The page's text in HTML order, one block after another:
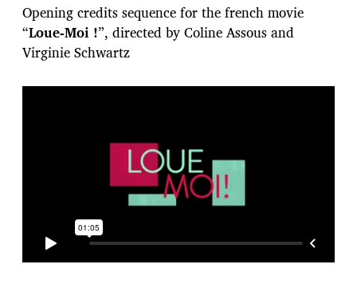
Opening credits sequence for the french movie
“Loue-Moi !”, directed by Coline Assous and
Virginie Schwartz